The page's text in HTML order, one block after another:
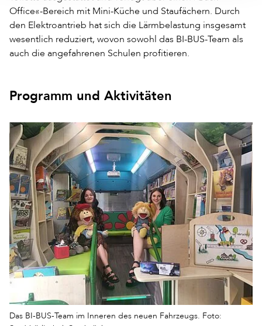
Office«-Bereich mit Mini-Küche und Staufächern. Durch
den Elektroantrieb hat sich die Lärmbelastung insgesamt
wesentlich reduziert, wovon sowohl das BI-BUS-Team als
auch die angefahrenen Schulen profitieren.
Programm und Aktivitäten
Das BI-BUS-Team im Inneren des neuen Fahrzeugs. Foto: